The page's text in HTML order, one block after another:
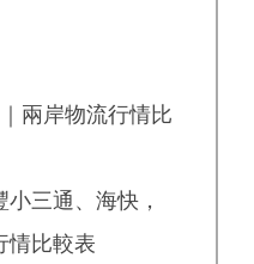
兩岸物流行情比
三通、海快，
情比較表